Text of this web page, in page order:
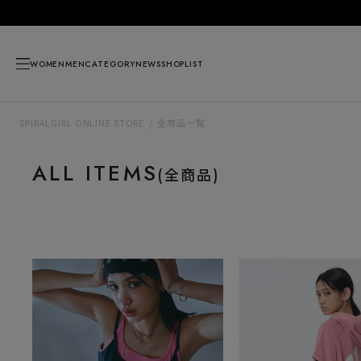
WOMENMENCATEGORYNEWSSHOPLIST
SPIRALGIRL ONLINE STORE 全商品一覧
ALL ITEMS(全商品)